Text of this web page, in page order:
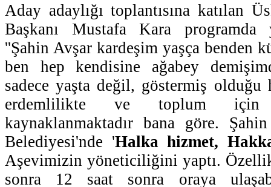
Aday adaylığı toplantısına katılan
Başkanı Mustafa Kara programda
''Şahin Avşar kardeşim yaşça benden
ben hep kendisine ağabey
sadece yaşta değil, göstermiş olduğu
erdemlilikte ve toplum için
kaynaklanmaktadır bana göre.
Belediyesi'nde 'Halka hizmet,
Aşevimizin yöneticiliğini yaptı.
sonra 12 saat sonra oraya